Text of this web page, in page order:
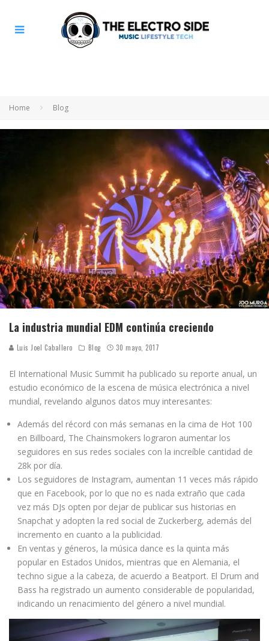
Home Blog
La industria mundial EDM continúa creciendo
Luis Joel Caballero Blog 30 mayo, 2017
El International Music Summit ha publicado su reporte anual, un
estudio económico de la escena de música electrónica a nivel
mundial, revelando algunos datos muy interesantes:
Además del récord con más semanas en la cima de Hot 100
en Billboard, The Chainsmokers lograron aumentar los
seguidores en sus redes sociales con la increíble cantidad de
28k por día.
Los seguidores de Instagram, aumentan 11 veces más rápido
que en Facebook, por lo que no es nada extraño que cada
vez más DJs opten por dejar de publicar sus historias en
Snapchat y adopten la red social de Zuckerberg, además del
incremento en cuanto a la publicidad.
En ventas y géneros, la música dance es la quinta más
popular en Estados Unidos, mientras que en Alemania, el
techno sigue a la cabeza, de acuerdo a Beatport. El Drum and
Bass ha registrado un aumento considerable de popularidad,
indicando un renacimiento del género a nivel mundial.